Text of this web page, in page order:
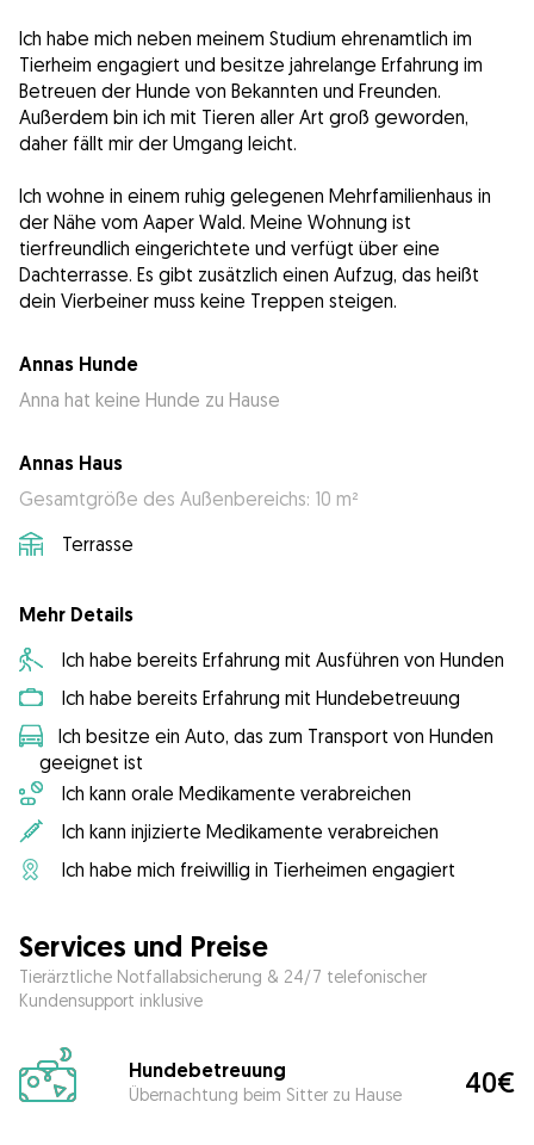
Ich habe mich neben meinem Studium ehrenamtlich im
Tierheim engagiert und besitze jahrelange Erfahrung im
Betreuen der Hunde von Bekannten und Freunden.
Außerdem bin ich mit Tieren aller Art groß geworden,
daher fällt mir der Umgang leicht.
Ich wohne in einem ruhig gelegenen Mehrfamilienhaus in
der Nähe vom Aaper Wald. Meine Wohnung ist
tierfreundlich eingerichtete und verfügt über eine
Dachterrasse. Es gibt zusätzlich einen Aufzug, das heißt
dein Vierbeiner muss keine Treppen steigen.
Annas Hunde
Anna hat keine Hunde zu Hause
Annas Haus
Gesamtgröße des Außenbereichs: 10 m²
Terrasse
Mehr Details
Ich habe bereits Erfahrung mit Ausführen von Hunden
Ich habe bereits Erfahrung mit Hundebetreuung
Ich besitze ein Auto, das zum Transport von Hunden
geeignet ist
Ich kann orale Medikamente verabreichen
Ich kann injizierte Medikamente verabreichen
Ich habe mich freiwillig in Tierheimen engagiert
Services und Preise
Tierärztliche Notfallabsicherung & 24/7 telefonischer
Kundensupport inklusive
Hundebetreuung
Übernachtung beim Sitter zu Hause 40€